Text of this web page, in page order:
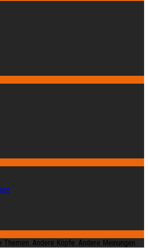
Themen. Andere Köpfe. Andere Meinungen.